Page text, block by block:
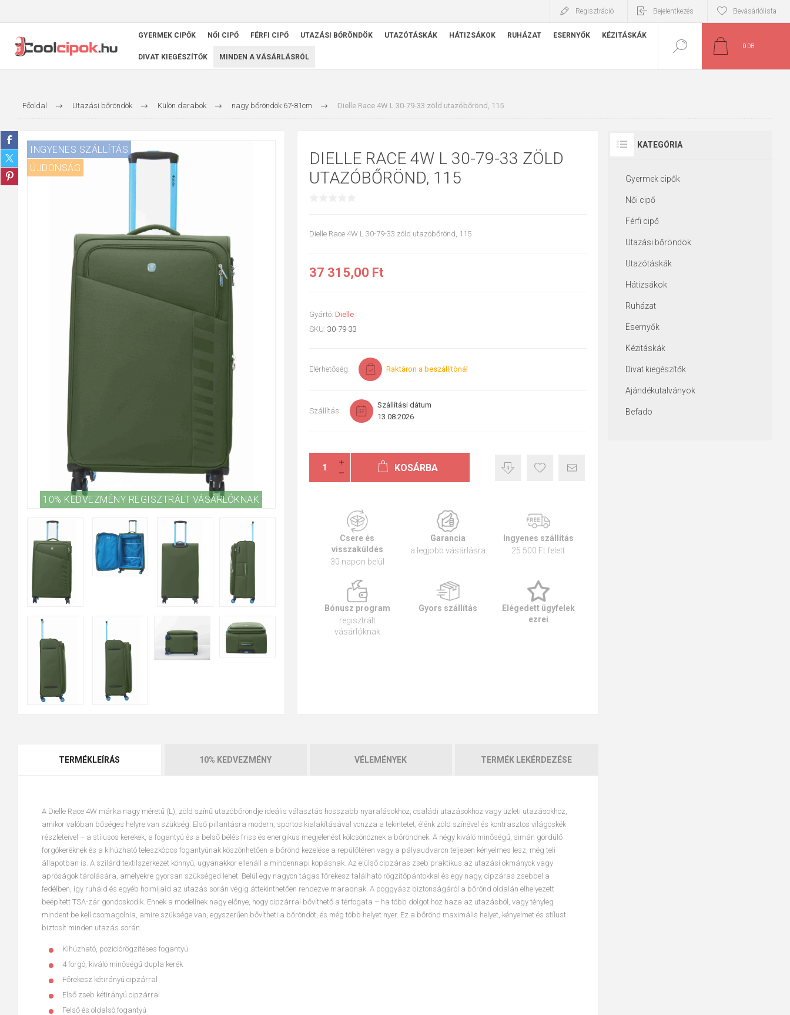
Regisztráció Bejelentkezés Bevásárlólista
GYERMEK CIPŐK NŐI CIPŐ FÉRFI CIPŐ UTAZÁSI BŐRÖNDÖK UTAZÓTÁSKÁK HÁTIZSÁKOK RUHÁZAT ESERNYŐK KÉZITÁSKÁK
DIVAT KIEGÉSZÍTŐK MINDEN A VÁSÁRLÁSRÓL
0 DB
Főoldal Utazási bőröndök Külön darabok nagy bőröndök 67-81cm Dielle Race 4W L 30-79-33 zöld utazóbőrönd, 115
INGYENES SZÁLLÍTÁS
10% KEDVEZMÉNY REGISZTRÁLT VÁSÁRLÓKNAK
ÚJDONSÁG
DIELLE RACE 4W L 30-79-33 ZÖLD
UTAZÓBŐRÖND, 115
Dielle Race 4W L 30-79-33 zöld utazóbőrönd, 115
37 315,00 Ft
Gyártó: Dielle
SKU: 30-79-33
Elérhetőség: Raktáron a beszállítónál
Szállítás:
Szállítási dátum
13.08.2026
KOSÁRBA
Csere és
visszaküldés
30 napon belül
Garancia
a legjobb vásárlásra
Ingyenes szállítás
25 500 Ft felett
Bónusz program
regisztrált
vásárlóknak
Gyors szállítás
Elégedett ügyfelek
ezrei
TERMÉKLEÍRÁS 10% KEDVEZMÉNY VÉLEMÉNYEK TERMÉK LEKÉRDEZÉSE
A Dielle Race 4W márka nagy méretű (L), zöld színű utazóbőröndje ideális választás hosszabb nyaralásokhoz, családi utazásokhoz vagy üzleti utazásokhoz,
amikor valóban bőséges helyre van szükség. Első pillantásra modern, sportos kialakításával vonzza a tekintetet, élénk zöld színével és kontrasztos világoskék
részleteivel – a stílusos kerekek, a fogantyú és a belső bélés friss és energikus megjelenést kölcsönöznek a bőröndnek. A négy kiváló minőségű, simán gördülő
forgókeréknek és a kihúzható teleszkópos fogantyúnak köszönhetően a bőrönd kezelése a repülőtéren vagy a pályaudvaron teljesen kényelmes lesz, még teli
állapotban is. A szilárd textilszerkezet könnyű, ugyanakkor ellenáll a mindennapi kopásnak. Az elülső cipzáras zseb praktikus az utazási okmányok vagy
apróságok tárolására, amelyekre gyorsan szükséged lehet. Belül egy nagyon tágas főrekesz található rögzítőpántokkal és egy nagy, cipzáras zsebbel a
fedélben, így ruháid és egyéb holmijaid az utazás során végig áttekinthetően rendezve maradnak. A poggyász biztonságáról a bőrönd oldalán elhelyezett
beépített TSA-zár gondoskodik. Ennek a modellnek nagy előnye, hogy cipzárral bővíthető a térfogata – ha több dolgot hoz haza az utazásból, vagy tényleg
mindent be kell csomagolnia, amire szüksége van, egyszerűen bővítheti a bőröndöt, és még több helyet nyer. Ez a bőrönd maximális helyet, kényelmet és stílust
biztosít minden utazás során.
Kihúzható, pozíciórögzítéses fogantyú
4 forgó, kiváló minőségű dupla kerék
Főrekesz kétirányú cipzárral
Első zseb kétirányú cipzárral
Felső és oldalsó fogantyú
KATEGÓRIA
Gyermek cipők
Női cipő
Férfi cipő
Utazási bőröndök
Utazótáskák
Hátizsákok
Ruházat
Esernyők
Kézitáskák
Divat kiegészítők
Ajándékutalványok
Befado